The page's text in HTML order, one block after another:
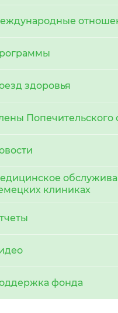
здоровья
Попечительского
клиниках
фонда